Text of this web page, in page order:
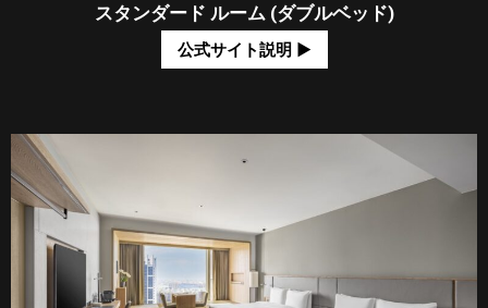
スタンダード ルーム (ダブルベッド)
公式サイト説明 ​▶